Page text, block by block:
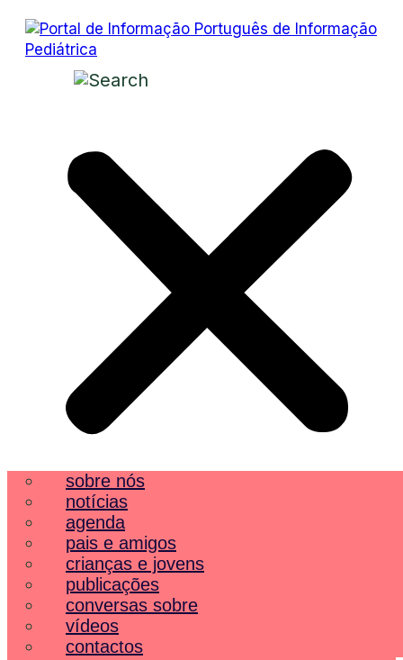
sobre nós
notícias
agenda
pais e amigos
crianças e jovens
publicações
conversas sobre
vídeos
contactos